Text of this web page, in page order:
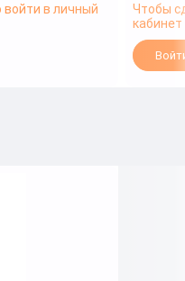
в личный
Чтобы
кабинет